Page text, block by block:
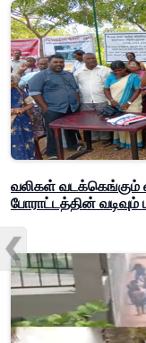
வலிகள் வடக்கெங்கும்
போராட்டத்தின்